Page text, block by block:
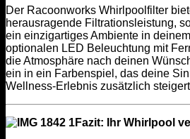
Der Racoonworks Whirlpoolfilter
herausragende Filtrationsleistung,
ein einzigartiges Ambiente in
optionalen LED Beleuchtung mit
die Atmosphäre nach deinen
ein in ein Farbenspiel, das deine
Wellness-Erlebnis zusätzlich
Fazit: Ihr Whirlpool